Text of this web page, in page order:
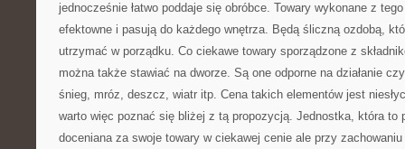
jednocześnie łatwo poddaje się obróbce. Towary wykonane z
efektowne i pasują do każdego wnętrza. Będą śliczną ozdobą,
utrzymać w porządku. Co ciekawe towary sporządzone z
można także stawiać na dworze. Są one odporne na działanie
śnieg, mróz, deszcz, wiatr itp. Cena takich elementów jest
warto więc poznać się bliżej z tą propozycją. Jednostka, która to
doceniana za swoje towary w ciekawej cenie ale przy